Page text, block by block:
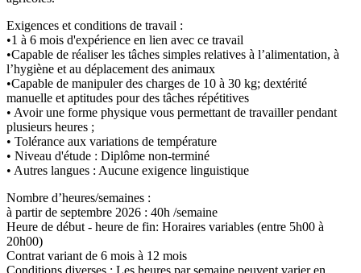
Exigences et conditions de travail :
•1 à 6 mois d'expérience en lien avec ce travail
•Capable de réaliser les tâches simples relatives à l’alimentation, à
l’hygiène et au déplacement des animaux
•Capable de manipuler des charges de 10 à 30 kg; dextérité
manuelle et aptitudes pour des tâches répétitives
• Avoir une forme physique vous permettant de travailler pendant
plusieurs heures ;
• Tolérance aux variations de température
• Niveau d'étude : Diplôme non-terminé
• Autres langues : Aucune exigence linguistique
Nombre d’heures/semaines :
à partir de septembre 2026 : 40h /semaine
Heure de début - heure de fin: Horaires variables (entre 5h00 à
20h00)
Contrat variant de 6 mois à 12 mois
Conditions diverses : Les heures par semaine peuvent varier en